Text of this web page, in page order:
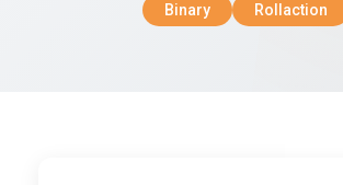
Binary Rollaction